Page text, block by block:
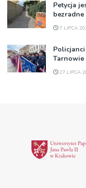
Petycja
bezradne
7 LIPCA
Tarnowie
27 LIPCA